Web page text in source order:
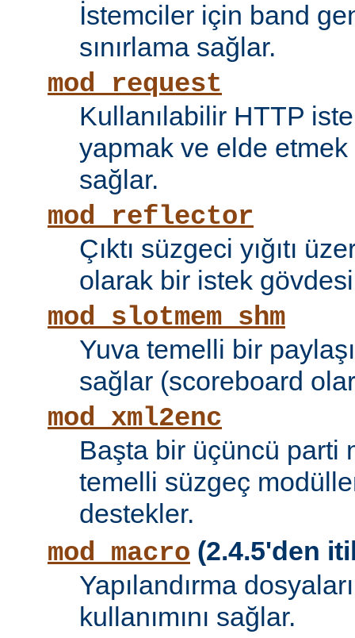
İstemciler için band
sınırlama sağlar.
mod_request
Kullanılabilir HTTP
yapmak ve elde
sağlar.
mod_reflector
Çıktı süzgeci yığıtı
olarak bir istek
mod_slotmem_shm
Yuva temelli bir
sağlar (scoreboard
mod_xml2enc
Başta bir üçüncü parti
temelli süzgeç
destekler.
mod_macro (2.4.5'den
Yapılandırma
kullanımını sağlar.